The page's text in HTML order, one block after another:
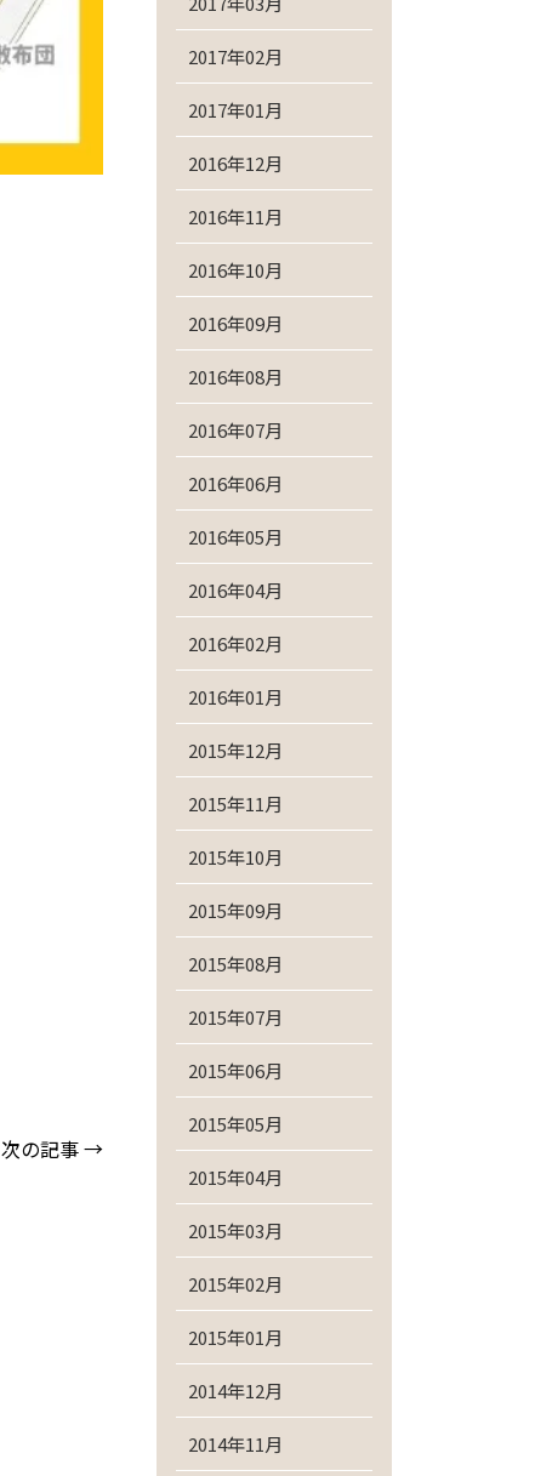
次の記事 →
2017年02月
2017年01月
2016年12月
2016年11月
2016年10月
2016年09月
2016年08月
2016年07月
2016年06月
2016年05月
2016年04月
2016年02月
2016年01月
2015年12月
2015年11月
2015年10月
2015年09月
2015年08月
2015年07月
2015年06月
2015年05月
2015年04月
2015年03月
2015年02月
2015年01月
2014年12月
2014年11月